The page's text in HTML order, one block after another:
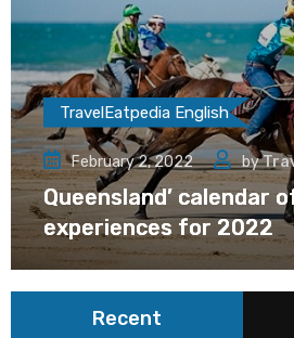
TravelEatpedia English
February 2, 2022 by
Queensland’ calendar
experiences for 2022
Recent